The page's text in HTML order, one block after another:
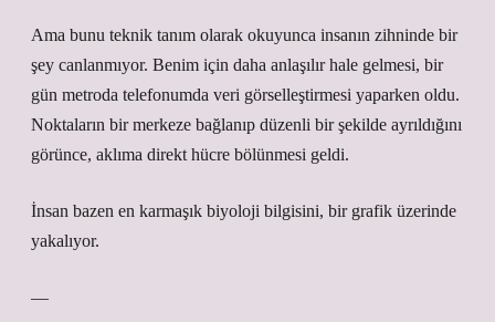
Ama bunu teknik tanım olarak okuyunca insanın zihninde bir
şey canlanmıyor. Benim için daha anlaşılır hale gelmesi, bir
gün metroda telefonumda veri görselleştirmesi yaparken oldu.
Noktaların bir merkeze bağlanıp düzenli bir şekilde ayrıldığını
görünce, aklıma direkt hücre bölünmesi geldi.
İnsan bazen en karmaşık biyoloji bilgisini, bir grafik üzerinde
yakalıyor.
—